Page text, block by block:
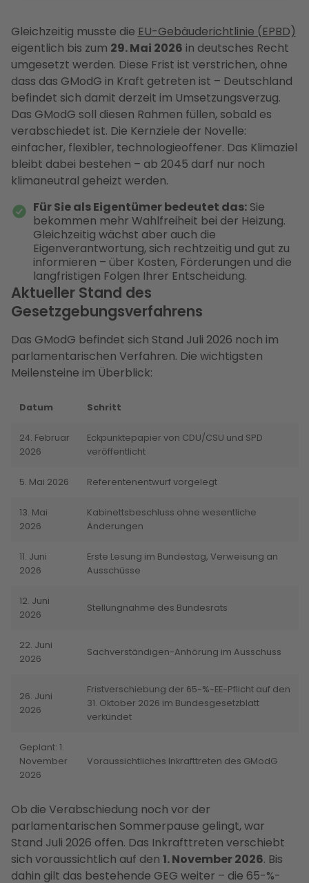
Gleichzeitig musste die EU-Gebäuderichtlinie (EPBD)
eigentlich bis zum 29. Mai 2026 in deutsches Recht
umgesetzt werden. Diese Frist ist verstrichen, ohne
dass das GModG in Kraft getreten ist – Deutschland
befindet sich damit derzeit im Umsetzungsverzug.
Das GModG soll diesen Rahmen füllen, sobald es
verabschiedet ist. Die Kernziele der Novelle:
einfacher, flexibler, technologieoffener. Das Klimaziel
bleibt dabei bestehen – ab 2045 darf nur noch
klimaneutral geheizt werden.
Für Sie als Eigentümer bedeutet das:Sie
bekommen mehr Wahlfreiheit bei der Heizung.
Gleichzeitig wächst aber auch die
Eigenverantwortung, sich rechtzeitig und gut zu
informieren – über Kosten, Förderungen und die
langfristigen Folgen Ihrer Entscheidung.
Aktueller Stand des
Gesetzgebungsverfahrens
Das GModG befindet sich Stand Juli 2026 noch im
parlamentarischen Verfahren. Die wichtigsten
Meilensteine im Überblick:
Datum Schritt
24. Februar
2026
Eckpunktepapier von CDU/CSU und SPD
veröffentlicht
5. Mai 2026 Referentenentwurf vorgelegt
13. Mai
2026
Kabinettsbeschluss ohne wesentliche
Änderungen
11. Juni
2026
Erste Lesung im Bundestag, Verweisung an
Ausschüsse
12. Juni
2026
Stellungnahme des Bundesrats
22. Juni
2026
Sachverständigen-Anhörung im Ausschuss
26. Juni
2026
Fristverschiebung der 65-%-EE-Pflicht auf den
31. Oktober 2026 im Bundesgesetzblatt
verkündet
Geplant: 1.
November
2026
Voraussichtliches Inkrafttreten des GModG
Ob die Verabschiedung noch vor der
parlamentarischen Sommerpause gelingt, war
Stand Juli 2026 offen. Das Inkrafttreten verschiebt
sich voraussichtlich auf den 1. November 2026. Bis
dahin gilt das bestehende GEG weiter – die 65-%-